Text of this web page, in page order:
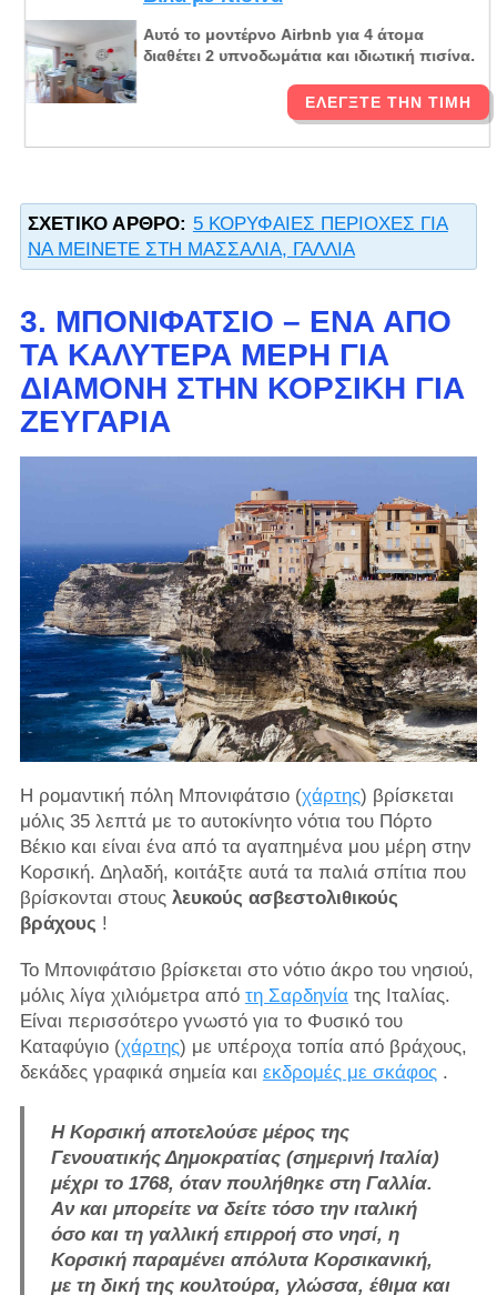
Αυτό το μοντέρνο Airbnb για 4 άτομα
διαθέτει 2 υπνοδωμάτια και ιδιωτική πισίνα.
ΕΛΈΓΞΤΕ ΤΗΝ ΤΙΜΉ
ΣΧΕΤΙΚΌ ΆΡΘΡΟ: 5 ΚΟΡΥΦΑΙΕΣ ΠΕΡΙΟΧΕΣ ΓΙΑ
ΝΑ ΜΕΙΝΕΤΕ ΣΤΗ ΜΑΣΣΑΛΙΑ, ΓΑΛΛΙΑ
3. ΜΠΟΝΙΦΆΤΣΙΟ – ΈΝΑ ΑΠΌ
ΤΑ ΚΑΛΎΤΕΡΑ ΜΈΡΗ ΓΙΑ
ΔΙΑΜΟΝΉ ΣΤΗΝ ΚΟΡΣΙΚΉ ΓΙΑ
ΖΕΥΓΆΡΙΑ
Η ρομαντική πόλη Μπονιφάτσιο (χάρτης) βρίσκεται
μόλις 35 λεπτά με το αυτοκίνητο νότια του Πόρτο
Βέκιο και είναι ένα από τα αγαπημένα μου μέρη στην
Κορσική. Δηλαδή, κοιτάξτε αυτά τα παλιά σπίτια που
βρίσκονται στους λευκούς ασβεστολιθικούς
βράχους !
Το Μπονιφάτσιο βρίσκεται στο νότιο άκρο του νησιού,
μόλις λίγα χιλιόμετρα από τη Σαρδηνίατης Ιταλίας.
Είναι περισσότερο γνωστό για το Φυσικό του
Καταφύγιο (χάρτης) με υπέροχα τοπία από βράχους,
δεκάδες γραφικά σημεία και εκδρομές με σκάφος .
Η Κορσική αποτελούσε μέρος της
Γενουατικής Δημοκρατίας (σημερινή Ιταλία)
μέχρι το 1768, όταν πουλήθηκε στη Γαλλία.
Αν και μπορείτε να δείτε τόσο την ιταλική
όσο και τη γαλλική επιρροή στο νησί, η
Κορσική παραμένει απόλυτα Κορσικανική,
με τη δική της κουλτούρα, γλώσσα, έθιμα και